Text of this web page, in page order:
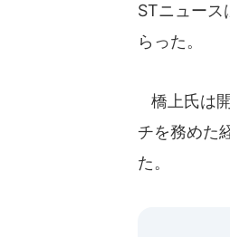
STニュース
らった。
橋上氏は
チを務めた
た。